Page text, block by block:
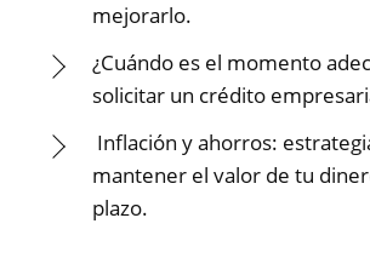
mejorarlo.
¿Cuándo es el momento
solicitar un crédito
Inflación y ahorros:
mantener el valor de tu
plazo.